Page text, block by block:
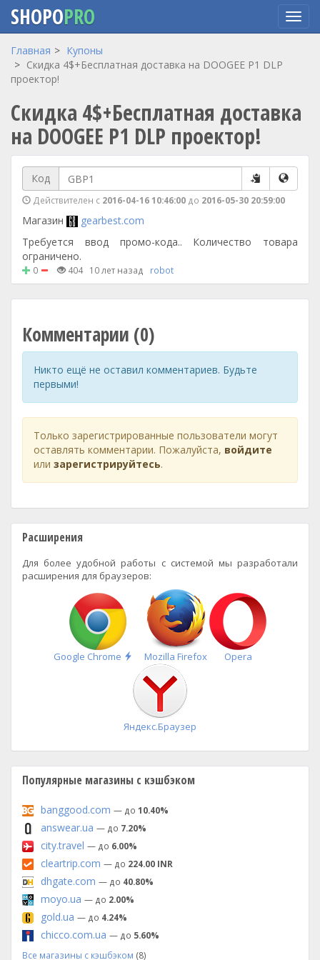
Перейти
основному
SHOPOPRO
Главная
Купоны
Скидка 4$+Бесплатная доставка на DOOGEE P1 DLP
проектор!
Скидка 4$+Бесплатная доставка
на DOOGEE P1 DLP проектор!
Код
Действителен с 2016-04-16 10:46:00 до 2016-05-30 20:59:00
Магазин
gearbest.com
Требуется ввод промо-кода.. Количество товара
ограничено.
0 404 10 лет назад robot
Комментарии (0)
Никто ещё не оставил комментариев. Будьте
первыми!
Только зарегистрированные пользователи могут
оставлять комментарии. Пожалуйста, войдите
или зарегистрируйтесь.
Расширения
Для более удобной работы с системой мы разработали
расширения для браузеров:
Google Chrome
Быстрая
установка
Mozilla Firefox Opera
Яндекс.Браузер
Популярные магазины с кэшбэком
banggood.com — до 10.40%
answear.ua — до 7.20%
city.travel — до 6.00%
cleartrip.com — до 224.00 INR
dhgate.com — до 40.80%
moyo.ua — до 2.00%
gold.ua — до 4.24%
chicco.com.ua — до 5.60%
Все магазины с кэшбэком (8)